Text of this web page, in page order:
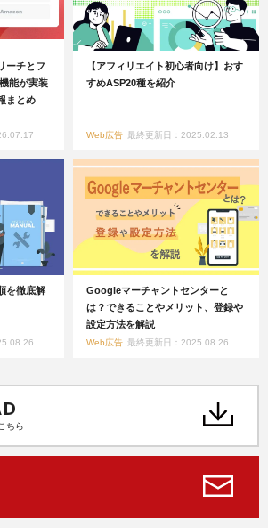
ーチとフ
能が実装
まとめ
【アフィリエイト初心者向け】おす
すめASP20種を紹介
Web広告 最終更新日：2025.02.13
を徹底解
Googleマーチャントセンターと
は？できることやメリット、登録や
設定方法を解説
Web広告 最終更新日：2025.08.26
ちら